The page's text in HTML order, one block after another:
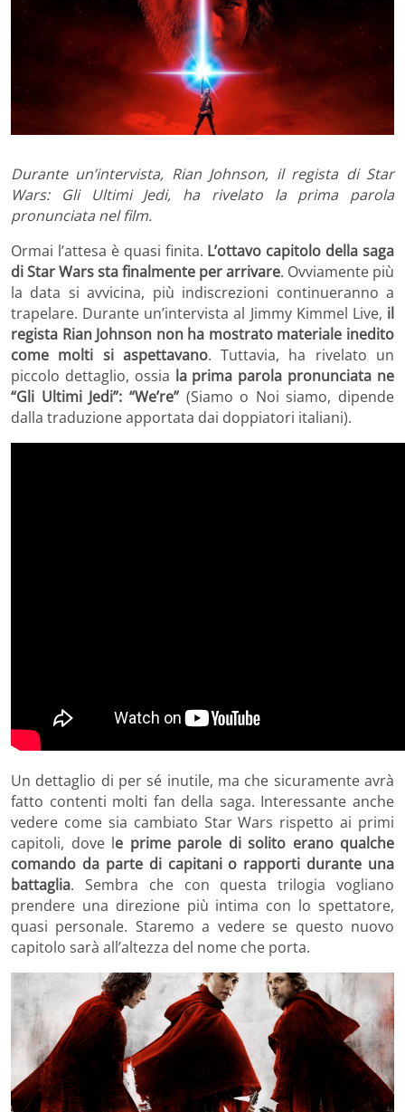
Durante un’intervista, Rian Johnson, il regista di Star
Wars: Gli Ultimi Jedi, ha rivelato la prima parola
pronunciata nel film.
Ormai l’attesa è quasi finita. L’ottavo capitolo della saga
di Star Wars sta finalmente per arrivare. Ovviamente più
la data si avvicina, più indiscrezioni continueranno a
trapelare. Durante un’intervista al Jimmy Kimmel Live, il
regista Rian Johnson non ha mostrato materiale inedito
come molti si aspettavano. Tuttavia, ha rivelato un
piccolo dettaglio, ossia la prima parola pronunciata ne
“Gli Ultimi Jedi”: “We’re”(Siamo o Noi siamo, dipende
dalla traduzione apportata dai doppiatori italiani).
Un dettaglio di per sé inutile, ma che sicuramente avrà
fatto contenti molti fan della saga. Interessante anche
vedere come sia cambiato Star Wars rispetto ai primi
capitoli, dove le prime parole di solito erano qualche
comando da parte di capitani o rapporti durante una
battaglia. Sembra che con questa trilogia vogliano
prendere una direzione più intima con lo spettatore,
quasi personale. Staremo a vedere se questo nuovo
capitolo sarà all’altezza del nome che porta.